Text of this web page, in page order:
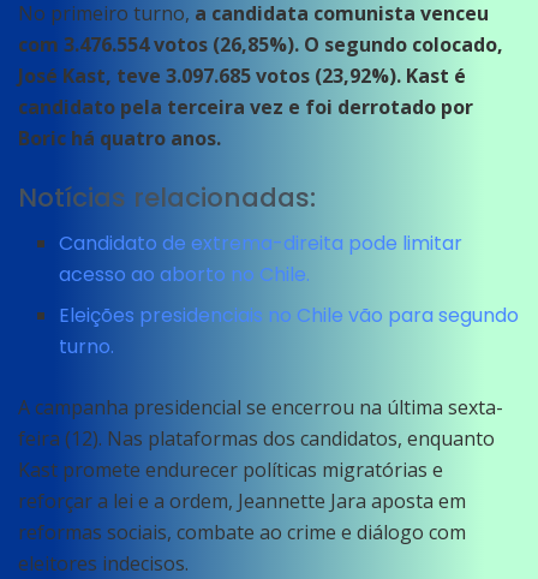
No primeiro turno, a candidata comunista venceu
com 3.476.554 votos (26,85%). O segundo colocado,
José Kast, teve 3.097.685 votos (23,92%). Kast é
candidato pela terceira vez e foi derrotado por
Boric há quatro anos.
Notícias relacionadas:
Candidato de extrema-direita pode limitar
acesso ao aborto no Chile.
Eleições presidenciais no Chile vão para segundo
turno.
A campanha presidencial se encerrou na última sexta-
feira (12). Nas plataformas dos candidatos, enquanto
Kast promete endurecer políticas migratórias e
reforçar a lei e a ordem, Jeannette Jara aposta em
reformas sociais, combate ao crime e diálogo com
eleitores indecisos.